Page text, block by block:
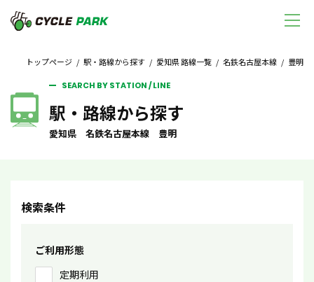
トップページ / 駅・路線から探す / 愛知県 路線一覧 / 名鉄名古屋本線 / 豊明
SEARCH BY STATION / LINE
駅・路線から探す
愛知県 名鉄名古屋本線 豊明
検索条件
ご利用形態
定期利用